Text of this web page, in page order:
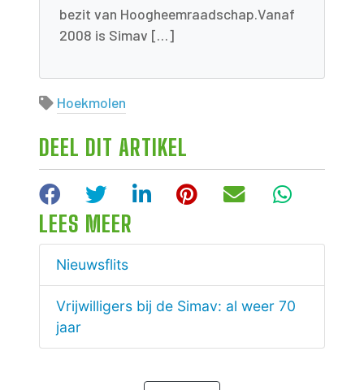
bezit van Hoogheemraadschap.Vanaf
2008 is Simav […]
Hoekmolen
DEEL DIT ARTIKEL
FacebookTwitterLinkedInPinterest
E-mail
LEES MEER
Nieuwsflits
Vrijwilligers bij de Simav: al weer 70
jaar